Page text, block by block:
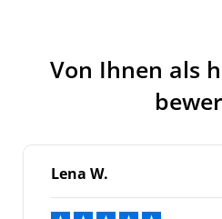
Von Ihnen als
Lena W.